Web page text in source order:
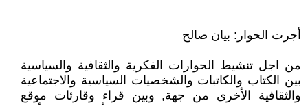
أجر ت الحوار: بيان صالح
من اجل تنشيط الحوارات الفكرية والثقافية والسياسية
بين الكتاب والكاتبات والشخصيات السياسية والاجتماعية
والثقافية الأخرى من جهة, وبين قراء وقارئات موقع